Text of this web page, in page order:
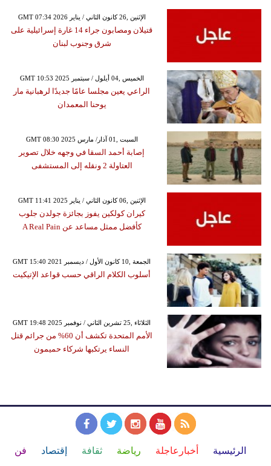
GMT 07:34 2026 الإثنين ,26 كانون الثاني / يناير
قتيلان ومصابون جراء 14 غارة إسرائيلية على
شرق وجنوب لبنان
GMT 10:53 2025 الخميس ,04 أيلول / سبتمبر
الراعي يعين مجلسا عامًا جديدًا لرهبانية مار
يوحنا المعمدان
GMT 08:30 2025 السبت ,01 آذار/ مارس
إصابة أحمد السقا في وجهه خلال تصوير
العتاولة 2 ونقله إلى المستشفى
GMT 11:41 2025 الإثنين ,06 كانون الثاني / يناير
كيران كولكين يفوز بجائزة جولدن جلوب
كأفضل ممثل مساعد عن A Real Pain
GMT 15:40 2021 الجمعة ,10 كانون الأول / ديسمبر
أسلوب الكلام الراقي حسب قواعد الإتيكيت
GMT 19:48 2025 الثلاثاء ,25 تشرين الثاني / نوفمبر
الأمم المتحدة تكشف أن 60% من جرائم قتل
النساء يرتكبها شركاء حميمون
الرئيسية أخبارعاجلة رياضة ثقافة إقتصاد فن